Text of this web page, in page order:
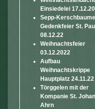
Einsiedelei
Sepp-
Gedenkfeier St.
08.12.22
Weihnachtsfeier
03.12.2022
Aufbau
Weihnachtskrippe
Hauptplatz 24.11.22
Törggelen mit der
Kompanie St.
Ahrn